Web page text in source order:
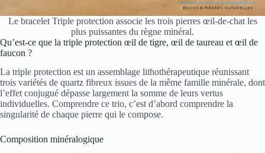
Le bracelet Triple protection associe les trois pierres œil-de-chat les
plus puissantes du règne minéral.
Qu’est-ce que la triple protection œil de tigre, œil de taureau et œil de
faucon ?
La triple protection est un assemblage lithothérapeutique réunissant
trois variétés de quartz fibreux issues de la même famille minérale, dont
l’effet conjugué dépasse largement la somme de leurs vertus
individuelles. Comprendre ce trio, c’est d’abord comprendre la
singularité de chaque pierre qui le compose.
Composition minéralogique